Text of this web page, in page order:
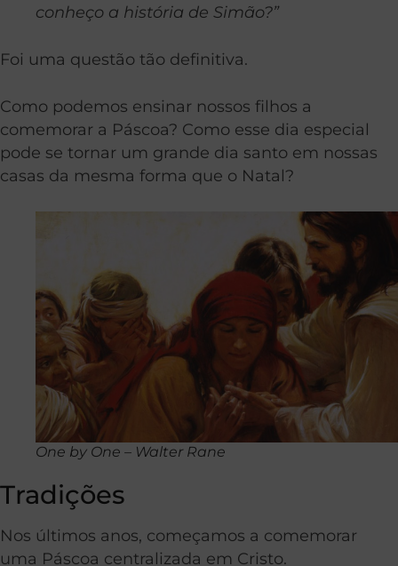
conheço a história de Simão?”
Foi uma questão tão definitiva.
Como podemos ensinar nossos filhos a
comemorar a Páscoa? Como esse dia especial
pode se tornar um grande dia santo em nossas
casas da mesma forma que o Natal?
One by One – Walter Rane
Tradições
Nos últimos anos, começamos a comemorar
uma Páscoa centralizada em Cristo.